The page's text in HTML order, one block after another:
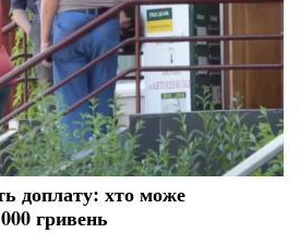
доплату: хто може
гривень